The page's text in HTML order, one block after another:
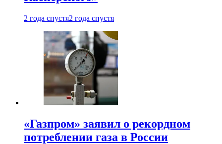
2 года спустя2 года спустя
«Газпром» заявил о рекордном
потреблении газа в России